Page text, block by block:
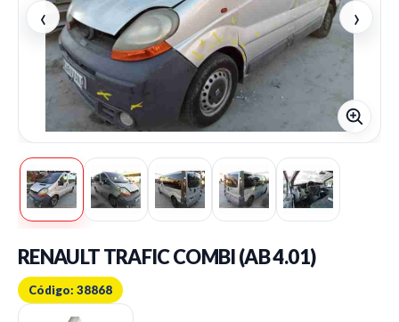
‹ ›
RENAULT TRAFIC COMBI (AB 4.01)
Código: 38868